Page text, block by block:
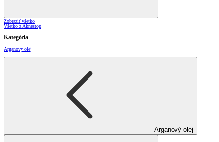
Zobraziť všetko
Všetko z Aknestop
Kategória
Arganový olej
Arganový olej